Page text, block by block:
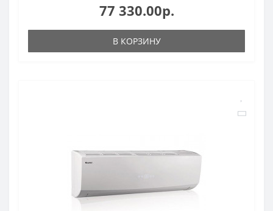
77 330.00р.
В КОРЗИНУ